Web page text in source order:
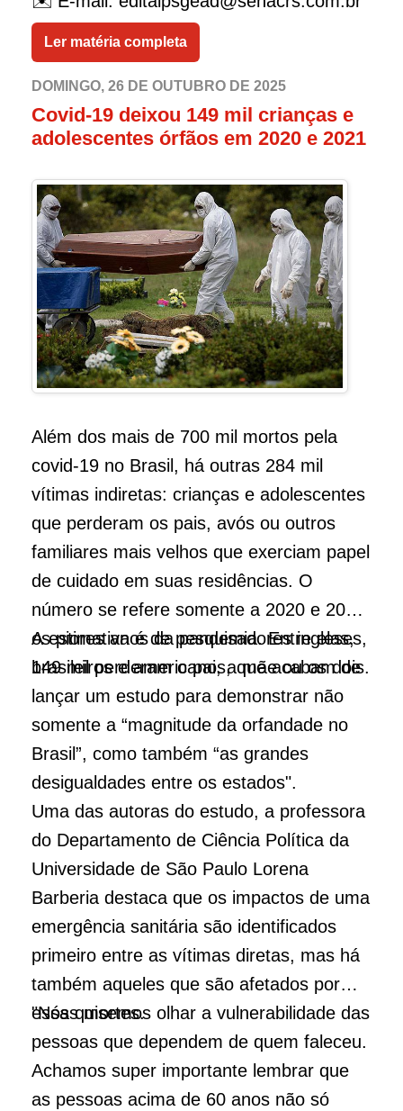
Ler matéria completa
DOMINGO, 26 DE OUTUBRO DE 2025
Covid-19 deixou 149 mil crianças e
adolescentes órfãos em 2020 e 2021
Além dos mais de 700 mil mortos pela
covid-19 no Brasil, há outras 284 mil
vítimas indiretas: crianças e adolescentes
que perderam os pais, avós ou outros
familiares mais velhos que exerciam papel
de cuidado em suas residências. O
número se refere somente a 2020 e 2021,
os piores anos da pandemia. Entre elas,
149 mil perderam o pai, a mãe ou os dois.
A estimativa é de pesquisadores ingleses,
brasileiros e americanos, que acabam de
lançar um estudo para demonstrar não
somente a “magnitude da orfandade no
Brasil”, como também “as grandes
desigualdades entre os estados".
Uma das autoras do estudo, a professora
do Departamento de Ciência Política da
Universidade de São Paulo Lorena
Barberia destaca que os impactos de uma
emergência sanitária são identificados
primeiro entre as vítimas diretas, mas há
também aqueles que são afetados por
essas mortes.
"Nós quisemos olhar a vulnerabilidade das
pessoas que dependem de quem faleceu.
Achamos super importante lembrar que
as pessoas acima de 60 anos não só